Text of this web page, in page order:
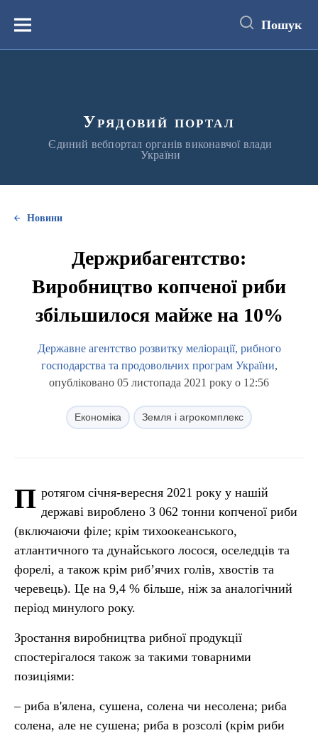
вмістуМеню Пошук
Урядовий портал
Єдиний вебпортал органів виконавчої влади
України
Новини
Держрибагентство:
Виробництво копченої риби
збільшилося майже на 10%
Державне агентство розвитку меліорації, рибного
господарства та продовольчих програм України,
опубліковано 05 листопада 2021 року о 12:56
Економіка Земля і агрокомплекс
П ротягом січня-вересня 2021 року у нашій
державі вироблено 3 062 тонни копченої риби
(включаючи філе; крім тихоокеанського,
атлантичного та дунайського лосося, оселедців та
форелі, а також крім риб’ячих голів, хвостів та
черевець). Це на 9,4 % більше, ніж за аналогічний
період минулого року.
Зростання виробництва рибної продукції
спостерігалося також за такими товарними
позиціями:
– риба в'ялена, сушена, солена чи несолена; риба
солена, але не сушена; риба в розсолі (крім риби